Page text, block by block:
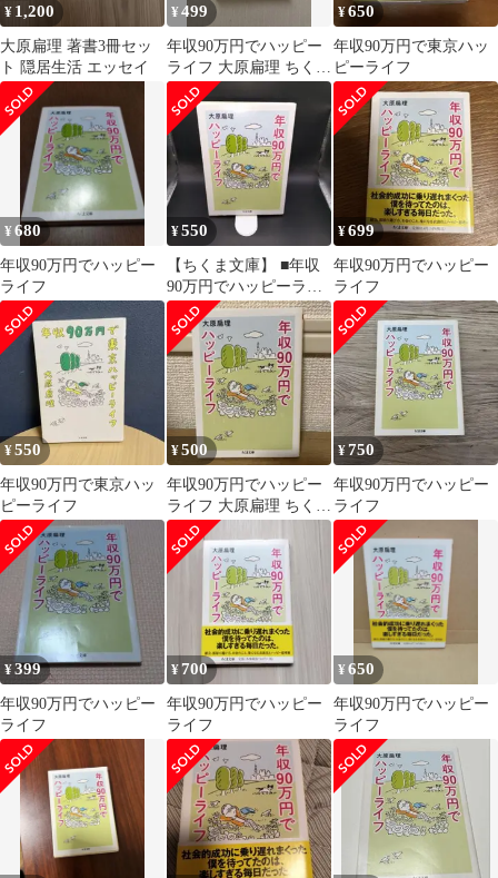
¥ 1,200
大原扁理 著書3冊セッ
ト 隠居生活 エッセイ
¥499
年収90万円でハッピー
ライフ 大原扁理 ちくま
文庫
¥650
年収90万円で東京ハッ
ピーライフ
¥680
年収90万円でハッピー
ライフ
¥550
【ちくま文庫】 ■年収
90万円でハッピーライ
フ 大原扁理
¥699
年収90万円でハッピー
ライフ
¥550
年収90万円で東京ハッ
ピーライフ
¥500
年収90万円でハッピー
ライフ 大原扁理 ちくま
文庫
¥750
年収90万円でハッピー
ライフ
¥399
年収90万円でハッピー
ライフ
¥700
年収90万円でハッピー
ライフ
¥650
年収90万円でハッピー
ライフ